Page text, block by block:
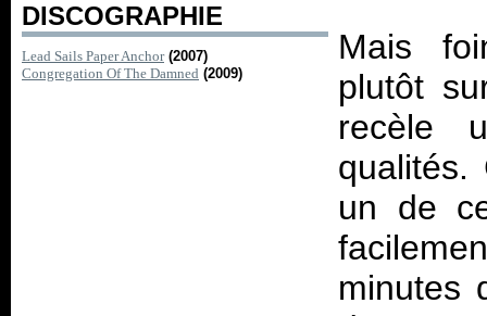
DISCOGRAPHIE
Lead Sails Paper Anchor (2007)
Congregation Of The Damned (2009)
Mais
plutôt
recèle
qualités.
un de
minutes